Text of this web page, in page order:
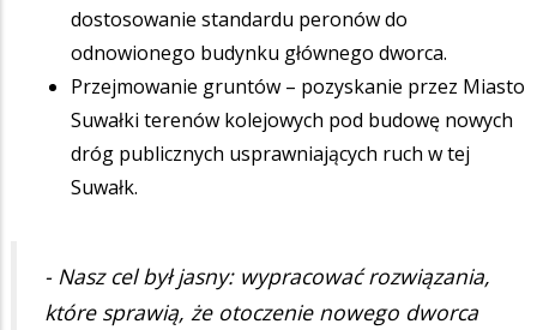
dostosowanie standardu peronów do
odnowionego budynku głównego dworca.
Przejmowanie gruntów – pozyskanie przez Miasto
Suwałki terenów kolejowych pod budowę nowych
dróg publicznych usprawniających ruch w tej
Suwałk.
- Nasz cel był jasny: wypracować rozwiązania,
które sprawią, że otoczenie nowego dworca